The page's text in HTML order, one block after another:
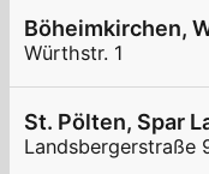
Böheimkirchen,
Würthstr. 1
St. Pölten, Spar
Landsbergerstraße